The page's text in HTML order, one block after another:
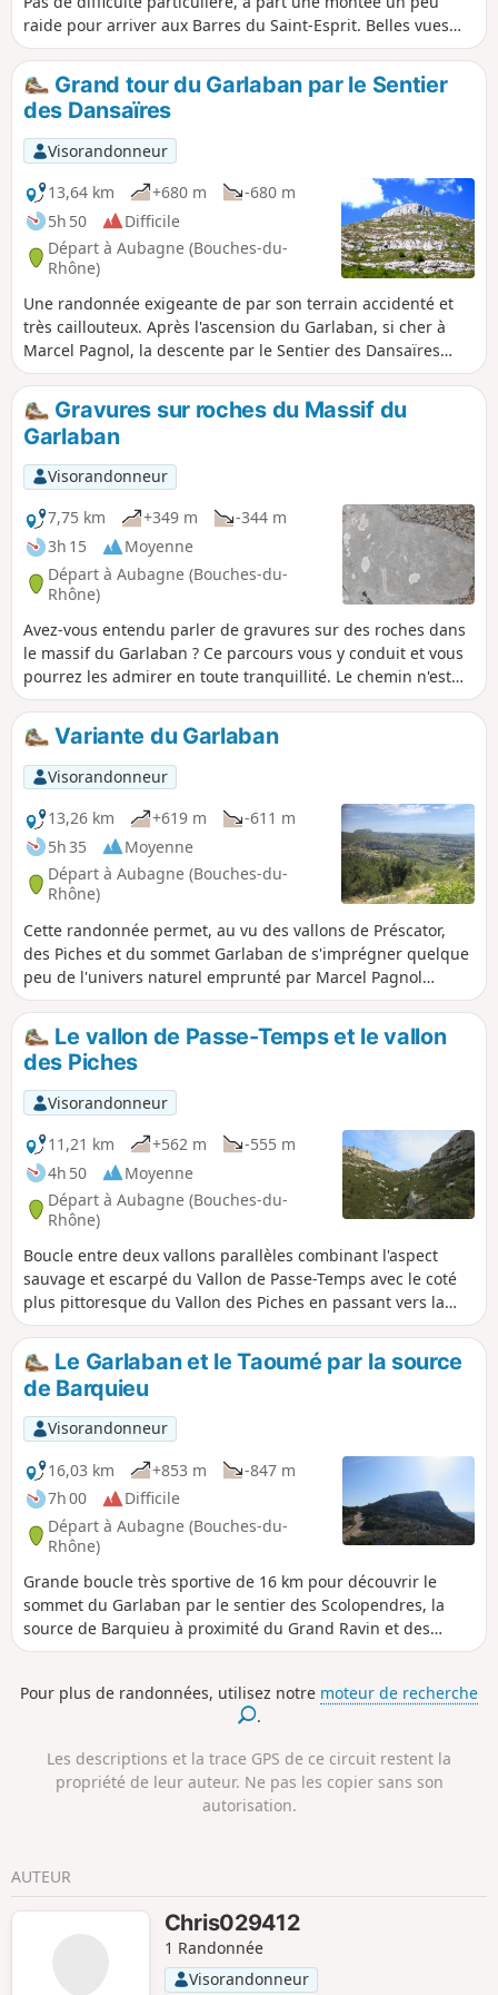
raide pour arriver aux Barres du Saint-Esprit. Belles vues
sur les sommets environnants, Tête Touge, Escaouprès,
Taoumé, Garlaban.
Grand tour du Garlaban par le Sentier
des Dansaïres
Visorandonneur
13,64 km
+680 m
-680 m
5h 50
Difficile
Départ à Aubagne (Bouches-du-
Rhône)
Une randonnée exigeante de par son terrain accidenté et
très caillouteux. Après l'ascension du Garlaban, si cher à
Marcel Pagnol, la descente par le Sentier des Dansaïres
dans le vallon du même nom conduit aux portes de
Roquevaire. La fin du circuit permet de côtoyer d'anciennes
restanques vénérables avant de mener à l'Écomusée de la
Font de Mai qui apporte une touche culturelle fort
sympathique ainsi qu'une halte bienvenue à la buvette
ouverte à la belle saison.
Gravures sur roches du Massif du
Garlaban
Visorandonneur
7,75 km
+349 m
-344 m
3h 15
Moyenne
Départ à Aubagne (Bouches-du-
Rhône)
Avez-vous entendu parler de gravures sur des roches dans
le massif du Garlaban ? Ce parcours vous y conduit et vous
pourrez les admirer en toute tranquillité. Le chemin n'est
pas facile mais il vous permettra d'avoir de jolies vues sur
les massifs qui vous entourent sur Marseille, et les Bellons.
En redescendant, vous découvrirez la Baume du Plantier
(grotte de Manon), le Vallon des Piches, la Ferme d'Angèle et
le Puits de Raimu.
Variante du Garlaban
Visorandonneur
13,26 km
+619 m
-611 m
5h 35
Moyenne
Départ à Aubagne (Bouches-du-
Rhône)
Cette randonnée permet, au vu des vallons de Préscator,
des Piches et du sommet Garlaban de s'imprégner quelque
peu de l'univers naturel emprunté par Marcel Pagnol
durant son enfance. Cet itinéraire aux plusieurs sites
connus des cinéphiles, est avant tout une variante du
Garlaban et se veut en aucun cas remplacer les visites
commentées de l'office du tourisme.
Le vallon de Passe-Temps et le vallon
des Piches
Visorandonneur
11,21 km
+562 m
-555 m
4h 50
Moyenne
Départ à Aubagne (Bouches-du-
Rhône)
Boucle entre deux vallons parallèles combinant l'aspect
sauvage et escarpé du Vallon de Passe-Temps avec le coté
plus pittoresque du Vallon des Piches en passant vers la
Grotte du Plantier (ou de Manon) et la Grotte du Cerf.
Le Garlaban et le Taoumé par la source
de Barquieu
Visorandonneur
16,03 km
+853 m
-847 m
7h 00
Difficile
Départ à Aubagne (Bouches-du-
Rhône)
Grande boucle très sportive de 16 km pour découvrir le
sommet du Garlaban par le sentier des Scolopendres, la
source de Barquieu à proximité du Grand Ravin et des
corniches du Grand Vallon, le Puit de l'Aroumi en passant
soleil ou avec une lampe torche puissante. Enfin, le Pic du
Taoumé et la célèbre grotte du Grosibou. Retour par le Pas
Pour plus de randonnées, utilisez notre moteur de recherche
.
Les descriptions et la trace GPS de ce circuit restent la
propriété de leur auteur. Ne pas les copier sans son
autorisation.
AUTEUR
Chris029412
1 Randonnée
Visorandonneur